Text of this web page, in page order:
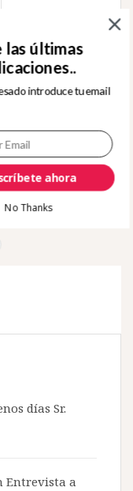
días Sr.
Entrevista a
ahora
las últimas
introduce tu email
No Thanks